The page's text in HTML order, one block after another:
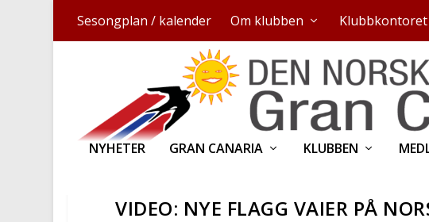
Sesongplan / kalender Om klubben Klubbkontoret
NYHETER GRAN CANARIA KLUBBEN
VIDEO: NYE FLAGG VAIER PÅ